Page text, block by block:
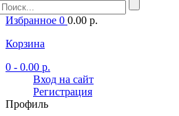
Избранное 0 0.00 р.
Корзина
0 - 0.00 р.
Вход на сайт
Регистрация
Профиль